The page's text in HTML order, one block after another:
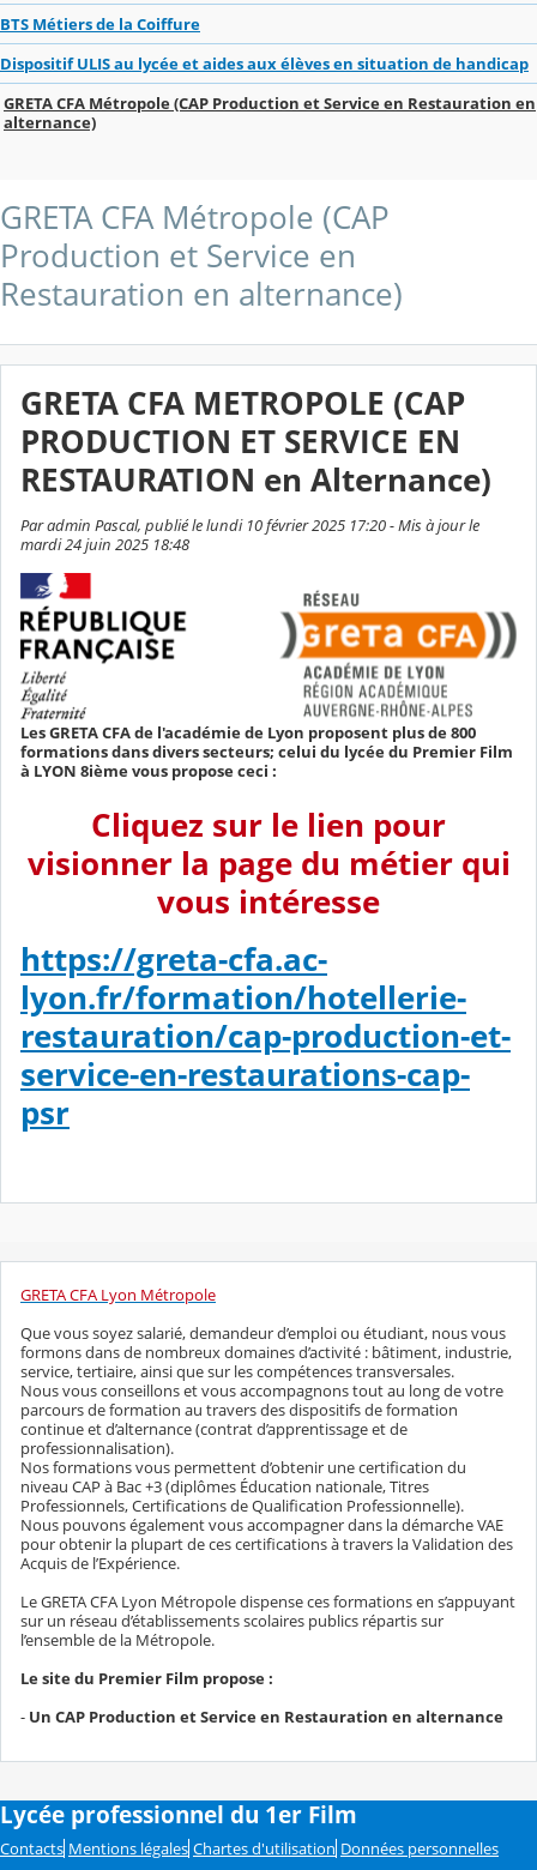
BTS Métiers de la Coiffure
Dispositif ULIS au lycée et aides aux élèves en situation de handicap
GRETA CFA Métropole (CAP Production et Service en Restauration en
alternance)
GRETA CFA Métropole (CAP
Production et Service en
Restauration en alternance)
GRETA CFA METROPOLE (CAP
PRODUCTION ET SERVICE EN
RESTAURATION en Alternance)
Par admin Pascal, publié le lundi 10 février 2025 17:20 - Mis à jour le
mardi 24 juin 2025 18:48
Les GRETA CFA de l'académie de Lyon proposent plus de 800
formations dans divers secteurs; celui du lycée du Premier Film
à LYON 8ième vous propose ceci :
Cliquez sur le lien pour
visionner la page du métier qui
vous intéresse
https://greta-cfa.ac-
lyon.fr/formation/hotellerie-
restauration/cap-production-et-
service-en-restaurations-cap-
psr
GRETA CFA Lyon Métropole
Que vous soyez salarié, demandeur d’emploi ou étudiant, nous vous
formons dans de nombreux domaines d’activité : bâtiment, industrie,
service, tertiaire, ainsi que sur les compétences transversales.
Nous vous conseillons et vous accompagnons tout au long de votre
parcours de formation au travers des dispositifs de formation
continue et d’alternance (contrat d’apprentissage et de
professionnalisation).
Nos formations vous permettent d’obtenir une certification du
niveau CAP à Bac +3 (diplômes Éducation nationale, Titres
Professionnels, Certifications de Qualification Professionnelle).
Nous pouvons également vous accompagner dans la démarche VAE
pour obtenir la plupart de ces certifications à travers la Validation des
Acquis de l’Expérience.
Le GRETA CFA Lyon Métropole dispense ces formations en s’appuyant
sur un réseau d’établissements scolaires publics répartis sur
l’ensemble de la Métropole.
Le site du Premier Film propose :
- Un CAP Production et Service en Restauration en alternance
Lycée professionnel du 1er Film
Contacts Mentions légales Chartes d'utilisation Données personnelles